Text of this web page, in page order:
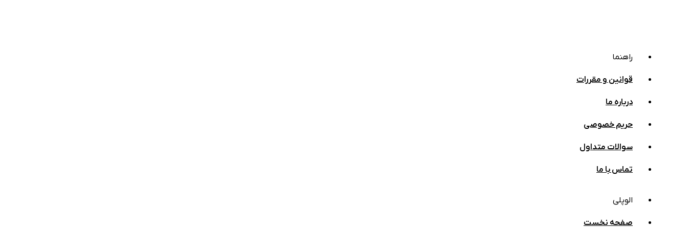
راهنما
قوانین و مقررات
درباره ما
حریم خصوصی
سوالات متداول
تماس با ما
الوپلی
صفحه نخست